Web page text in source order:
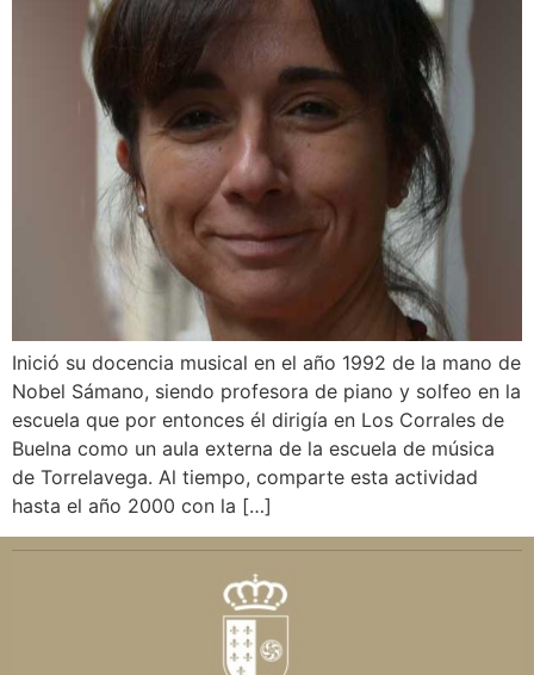
Inició su docencia musical en el año 1992 de la mano de
Nobel Sámano, siendo profesora de piano y solfeo en la
escuela que por entonces él dirigía en Los Corrales de
Buelna como un aula externa de la escuela de música
de Torrelavega. Al tiempo, comparte esta actividad
hasta el año 2000 con la […]